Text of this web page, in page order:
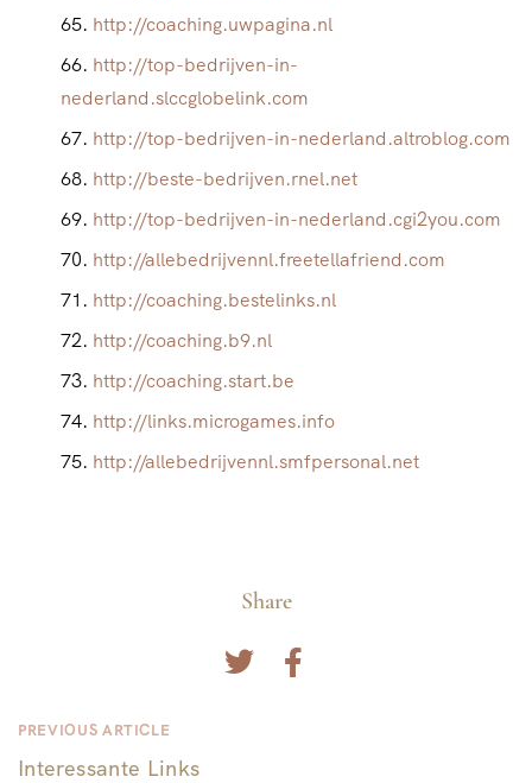
http://coaching.uwpagina.nl
http://top-bedrijven-in-
nederland.slccglobelink.com
http://top-bedrijven-in-nederland.altroblog.com
http://beste-bedrijven.rnel.net
http://top-bedrijven-in-nederland.cgi2you.com
http://allebedrijvennl.freetellafriend.com
http://coaching.bestelinks.nl
http://coaching.b9.nl
http://coaching.start.be
http://links.microgames.info
http://allebedrijvennl.smfpersonal.net
Share
B
e
PREVIOUS ARTICLE
Interessante Links